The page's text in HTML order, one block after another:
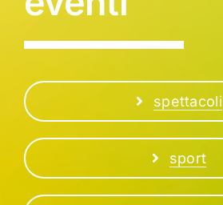
spettacoli
sport